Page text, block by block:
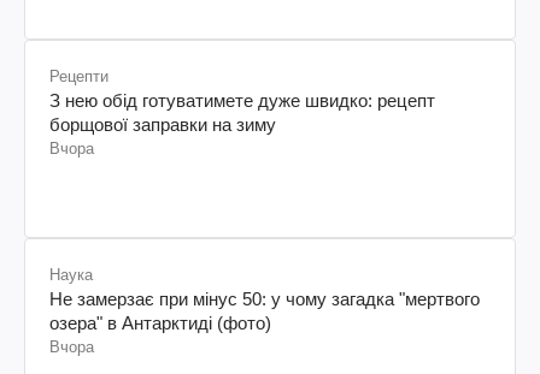
Рецепти
З нею обід готуватимете дуже швидко: рецепт
борщової заправки на зиму
Вчора
Наука
Не замерзає при мінус 50: у чому загадка "мертвого
озера" в Антарктиді (фото)
Вчора